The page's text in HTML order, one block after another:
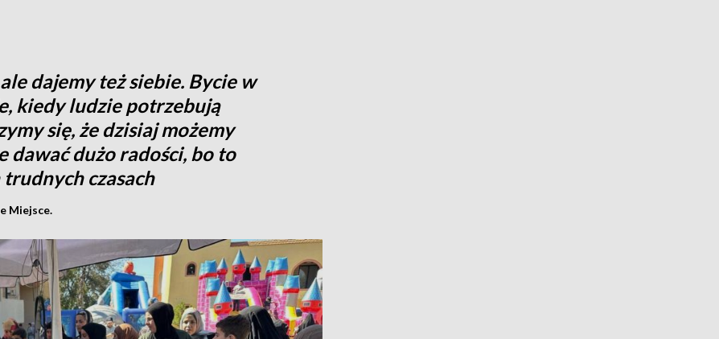
dajemy też siebie. Bycie w
kiedy ludzie potrzebują
się, że dzisiaj możemy
dawać dużo radości, bo to
czasach
Miejsce.